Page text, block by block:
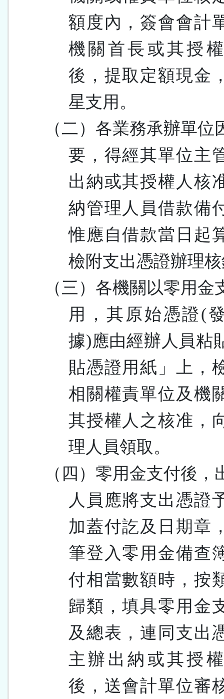
額度內，簽會會計
機關首長或其授
後，提取定額現金
星支用。
（二）各業務承辦單位
要，得經其單位主
出納或其授權人核
納管理人員借款備
惟應自借款當日起
檢附支出憑證辦理
（三） 各機關以零用金
用，其原始憑證(
據)應由經辦人員粘
貼憑證用紙」上，
相關權責單位及機
其授權人之核准，
理人員領取。
（四）零用金支付後，
人員應將支出憑證
加蓋付訖及日期章
筆登入零用金備查
付相當數額時，按
歸類，填具零用金
及總表，連同支出
主辦出納或其授
後，送會計單位審